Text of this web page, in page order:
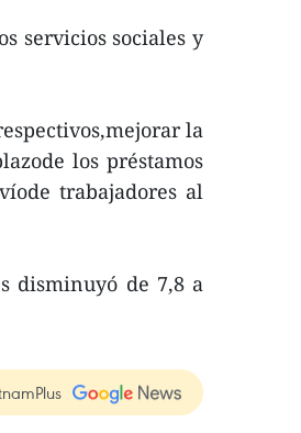
servicios sociales y
la
los préstamos
trabajadores al
disminuyó de 7,8 a